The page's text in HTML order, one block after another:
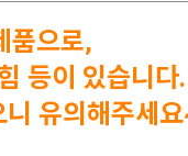
품으로,
등이 있습니다.
니 유의해주세